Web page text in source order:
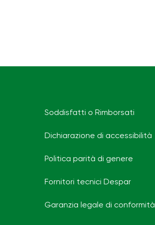
Soddisfatti o Rimborsati
Dichiarazione di accessibilità
Politica parità di genere
Fornitori tecnici Despar
Garanzia legale di conformità